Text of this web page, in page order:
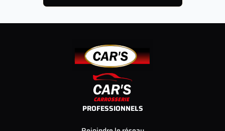
PROFESSIONNELS